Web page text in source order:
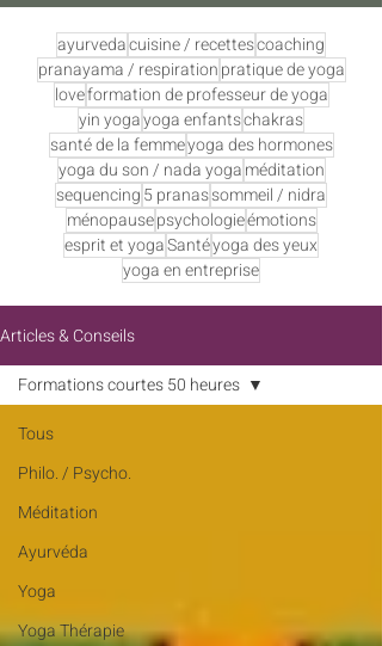
ayurvedacuisine / recettescoaching
pranayama / respirationpratique de yoga
loveformation de professeur de yoga
yin yogayoga enfantschakras
santé de la femmeyoga des hormones
yoga du son / nada yogaméditation
sequencing5 pranassommeil / nidra
ménopausepsychologieémotions
esprit et yogaSantéyoga des yeux
yoga en entreprise
Articles & Conseils
Tous
Philo. / Psycho.
Méditation
Ayurvéda
Yoga
Yoga Thérapie
Formations courtes 50 heures